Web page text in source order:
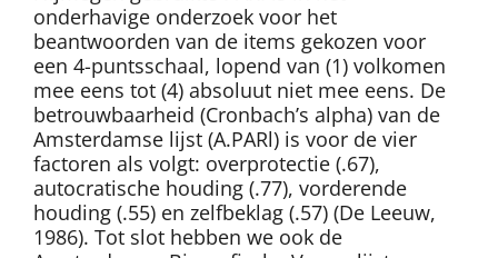
onderhavige onderzoek voor het
beantwoorden van de items gekozen voor
een 4-puntsschaal, lopend van (1) volkomen
mee eens tot (4) absoluut niet mee eens. De
betrouwbaarheid (Cronbach’s alpha) van de
Amsterdamse lijst (A.PARl) is voor de vier
factoren als volgt: overprotectie (.67),
autocratische houding (.77), vorderende
houding (.55) en zelfbeklag (.57) (De Leeuw,
1986). Tot slot hebben we ook de